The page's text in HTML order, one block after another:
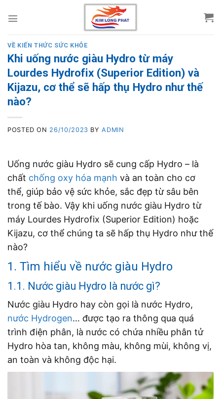
VỀ KIẾN THỨC SỨC KHỎE
Khi uống nước giàu Hydro từ máy
Lourdes Hydrofix (Superior Edition) và
Kijazu, cơ thể sẽ hấp thụ Hydro như thế
nào?
POSTED ON 26/10/2023 BYADMIN
Uống nước giàu Hydro sẽ cung cấp Hydro – là
chất chống oxy hóa mạnh và an toàn cho cơ
thể, giúp bảo vệ sức khỏe, sắc đẹp từ sâu bên
trong tế bào. Vậy khi uống nước giàu Hydro từ
máy Lourdes Hydrofix (Superior Edition) hoặc
Kijazu, cơ thể chúng ta sẽ hấp thụ Hydro như thế
nào?
1. Tìm hiểu về nước giàu Hydro
1.1. Nước giàu Hydro là nước gì?
Nước giàu Hydro hay còn gọi là nước Hydro,
nước Hydrogen… được tạo ra thông qua quá
trình điện phân, là nước có chứa nhiều phân tử
Hydro hòa tan, không màu, không mùi, không vị,
an toàn và không độc hại.